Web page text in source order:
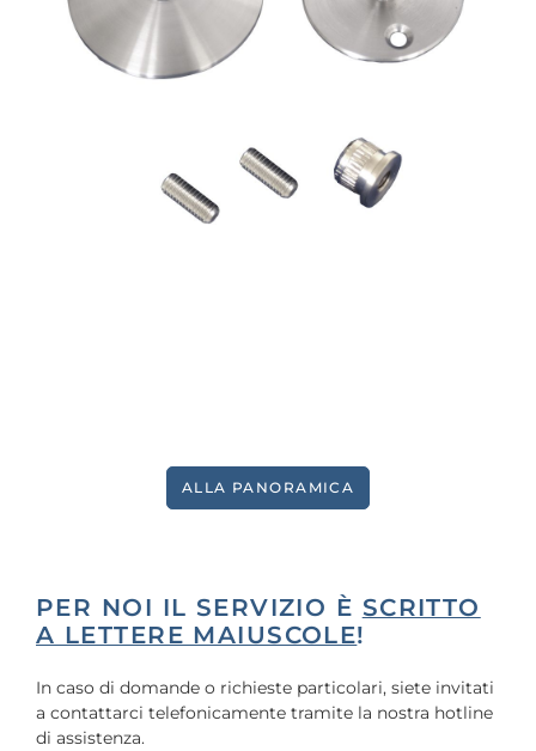
ALLA PANORAMICA
PER NOI IL SERVIZIO È SCRITTO
A LETTERE MAIUSCOLE!
In caso di domande o richieste particolari, siete invitati
a contattarci telefonicamente tramite la nostra hotline
di assistenza.